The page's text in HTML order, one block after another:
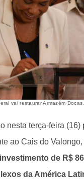
vai restaurar Armazém
nesta terça-feira (16)
ao Cais do
de R$
da América